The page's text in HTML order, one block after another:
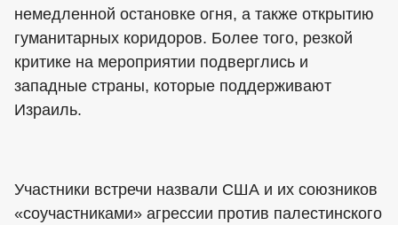
немедленной остановке огня, а также открытию
гуманитарных коридоров. Более того, резкой
критике на мероприятии подверглись и
западные страны, которые поддерживают
Израиль.
Участники встречи назвали США и их союзников
«соучастниками» агрессии против палестинского